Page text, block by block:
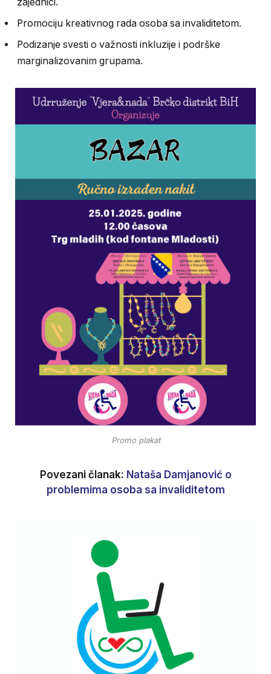
Promociju kreativnog rada osoba sa invaliditetom.
Podizanje svesti o važnosti inkluzije i podrške
marginalizovanim grupama.
Promo plakat
Povezani članak: Nataša Damjanović o
problemima osoba sa invaliditetom